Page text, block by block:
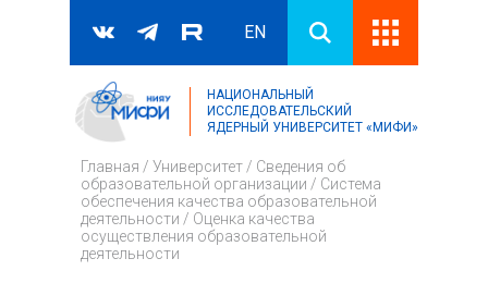
Форма поиска
Поиск
EN
НАЦИОНАЛЬНЫЙ
ИССЛЕДОВАТЕЛЬСКИЙ
ЯДЕРНЫЙ УНИВЕРСИТЕТ «МИФИ»
Главная / Университет / Сведения об
образовательной организации / Система
обеспечения качества образовательной
деятельности / Оценка качества
осуществления образовательной
деятельности